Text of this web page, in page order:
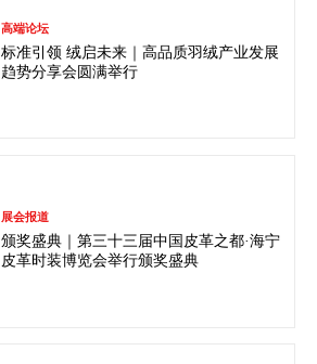
高端论坛
标准引领 绒启未来｜高品质羽绒产业发展
趋势分享会圆满举行
展会报道
颁奖盛典｜第三十三届中国皮革之都·海宁
皮革时装博览会举行颁奖盛典